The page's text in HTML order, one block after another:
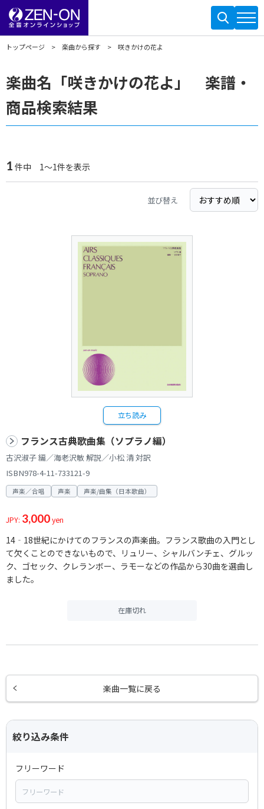
トップページ 楽曲から探す 咲きかけの花よ
楽曲名「咲きかけの花よ」 楽譜・
商品検索結果
1 件中 1～1件を表示
並び替え
立ち読み
フランス古典歌曲集（ソプラノ編）
古沢淑子 編／海老沢敏 解説／小松 清 対訳
ISBN978-4-11-733121-9
声楽／合唱 声楽 声楽/曲集（日本歌曲）
JPY: 3,000yen
14‐18世紀にかけてのフランスの声楽曲。フランス歌曲の入門とし
て欠くことのできないもので、リュリー、シャルバンチェ、グルッ
ク、ゴセック、クレランボー、ラモーなどの作品から30曲を選曲し
ました。
在庫切れ
楽曲一覧に戻る
絞り込み条件
フリーワード